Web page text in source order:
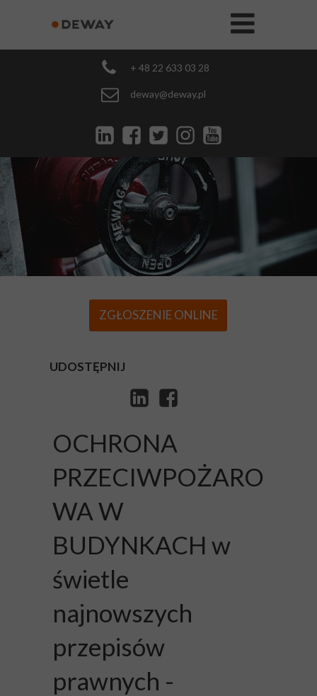
ZGŁOSZENIE ONLINE
OCHRONA
PRZECIWPOŻARO
WA W
BUDYNKACH w
świetle
najnowszych
przepisów
prawnych -
+ 48 22 633 03 28
deway@deway.pl
UDOSTĘPNIJ